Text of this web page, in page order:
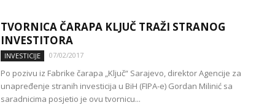
TVORNICA ČARAPA KLJUČ TRAŽI STRANOG
INVESTITORA
INVESTICIJE 07/02/2017
Po pozivu iz Fabrike čarapa „Ključ“ Sarajevo, direktor Agencije za
unapređenje stranih investicija u BiH (FIPA-e) Gordan Milinić sa
saradnicima posjetio je ovu tvornicu...